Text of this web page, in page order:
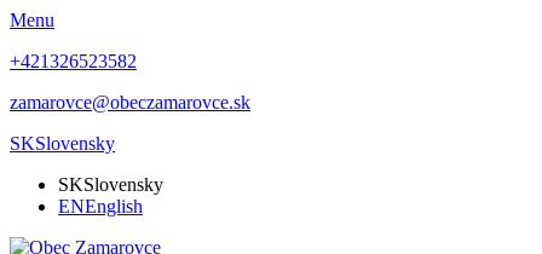
Menu
+421326523582
zamarovce@obeczamarovce.sk
SKSlovensky
SKSlovensky
ENEnglish